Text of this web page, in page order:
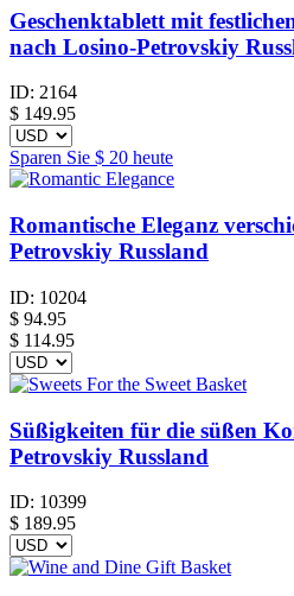
Geschenktablett mit
nach Losino-Petrovskiy
ID: 2164
$ 149.95
Sparen Sie $ 20 heute
Romantische Eleganz
Petrovskiy Russland
ID: 10204
$ 94.95
$ 114.95
Süßigkeiten für die süßen
Petrovskiy Russland
ID: 10399
$ 189.95